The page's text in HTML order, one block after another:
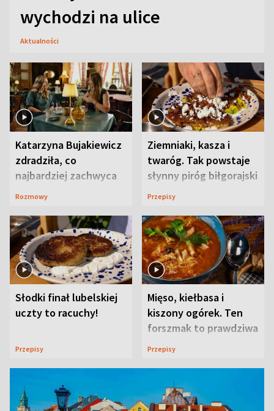
wychodzi na ulice
Aktualności
Katarzyna Bujakiewicz
zdradziła, co
najbardziej zachwyca
ją w Lublinie
Rozmowy
Ziemniaki, kasza i
twaróg. Tak powstaje
słynny piróg biłgorajski
Przepisy
Słodki finał lubelskiej
uczty to racuchy!
Przepisy
Mięso, kiełbasa i
kiszony ogórek. Ten
forszmak to prawdziwa
uczta
Przepisy